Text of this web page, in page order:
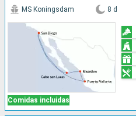
Comidas incluidas
MS Koningsdam 8 d